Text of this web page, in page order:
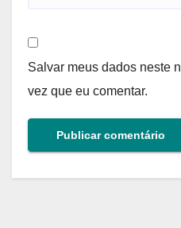
Salvar meus dados neste
vez que eu comentar.